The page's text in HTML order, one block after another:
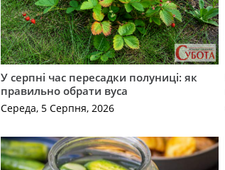
У серпні час пересадки полуниці: як
правильно обрати вуса
Середа, 5 Серпня, 2026